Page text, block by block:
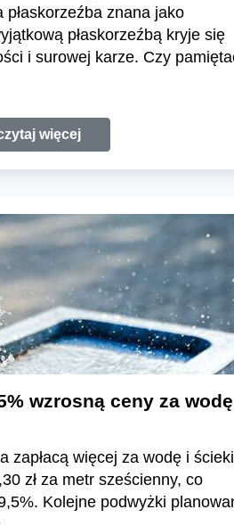
płaskorzeźba znana jako
płaskorzeźbą kryje się
i surowej karze. Czy
więcej
wzrosną ceny za
zapłacą więcej za wodę i
zł za metr sześcienny, co
Kolejne podwyżki